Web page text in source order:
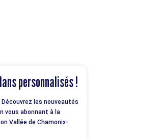
personnalisés !
les nouveautés
vous abonnant à la
Vallée de Chamonix-